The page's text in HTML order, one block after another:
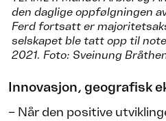
den daglige oppfølgningen
Ferd fortsatt er
selskapet ble tatt opp til
2021. Foto: Sveinung
Innovasjon, geografisk
– Når den positive